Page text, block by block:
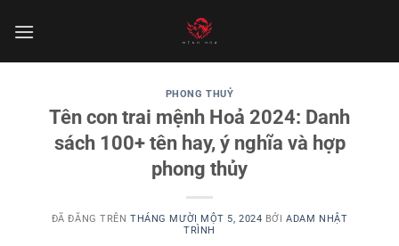
đến
PHONG THUỶ
Tên con trai mệnh Hoả 2024: Danh
sách 100+ tên hay, ý nghĩa và hợp
phong thủy
ĐÃ ĐĂNG TRÊNTHÁNG MƯỜI MỘT 5, 2024 BỞIADAM NHẬT
TRÌNH